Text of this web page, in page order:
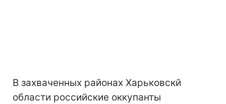
В захваченных районах Харьковскй
области российские оккупанты